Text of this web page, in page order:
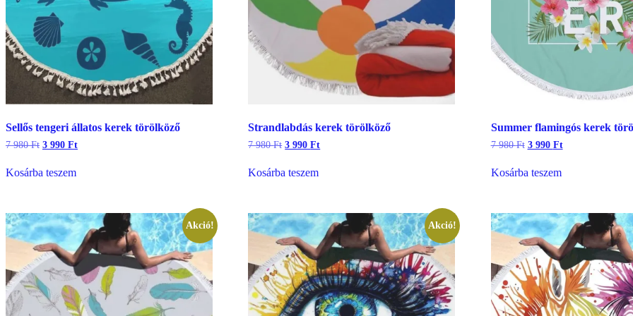
Sellős tengeri állatos kerek törölköző
7 980Ft Original
7
3 990 FtCurrent
Kosárba teszem
Strandlabdás kerek törölköző
7 980Ft Original
7
3 990FtCurrent
Kosárba teszem
Summer flamingós kerek
7 980Ft Original
7
3 990 FtCurrent
Kosárba teszem
Akció! Akció!